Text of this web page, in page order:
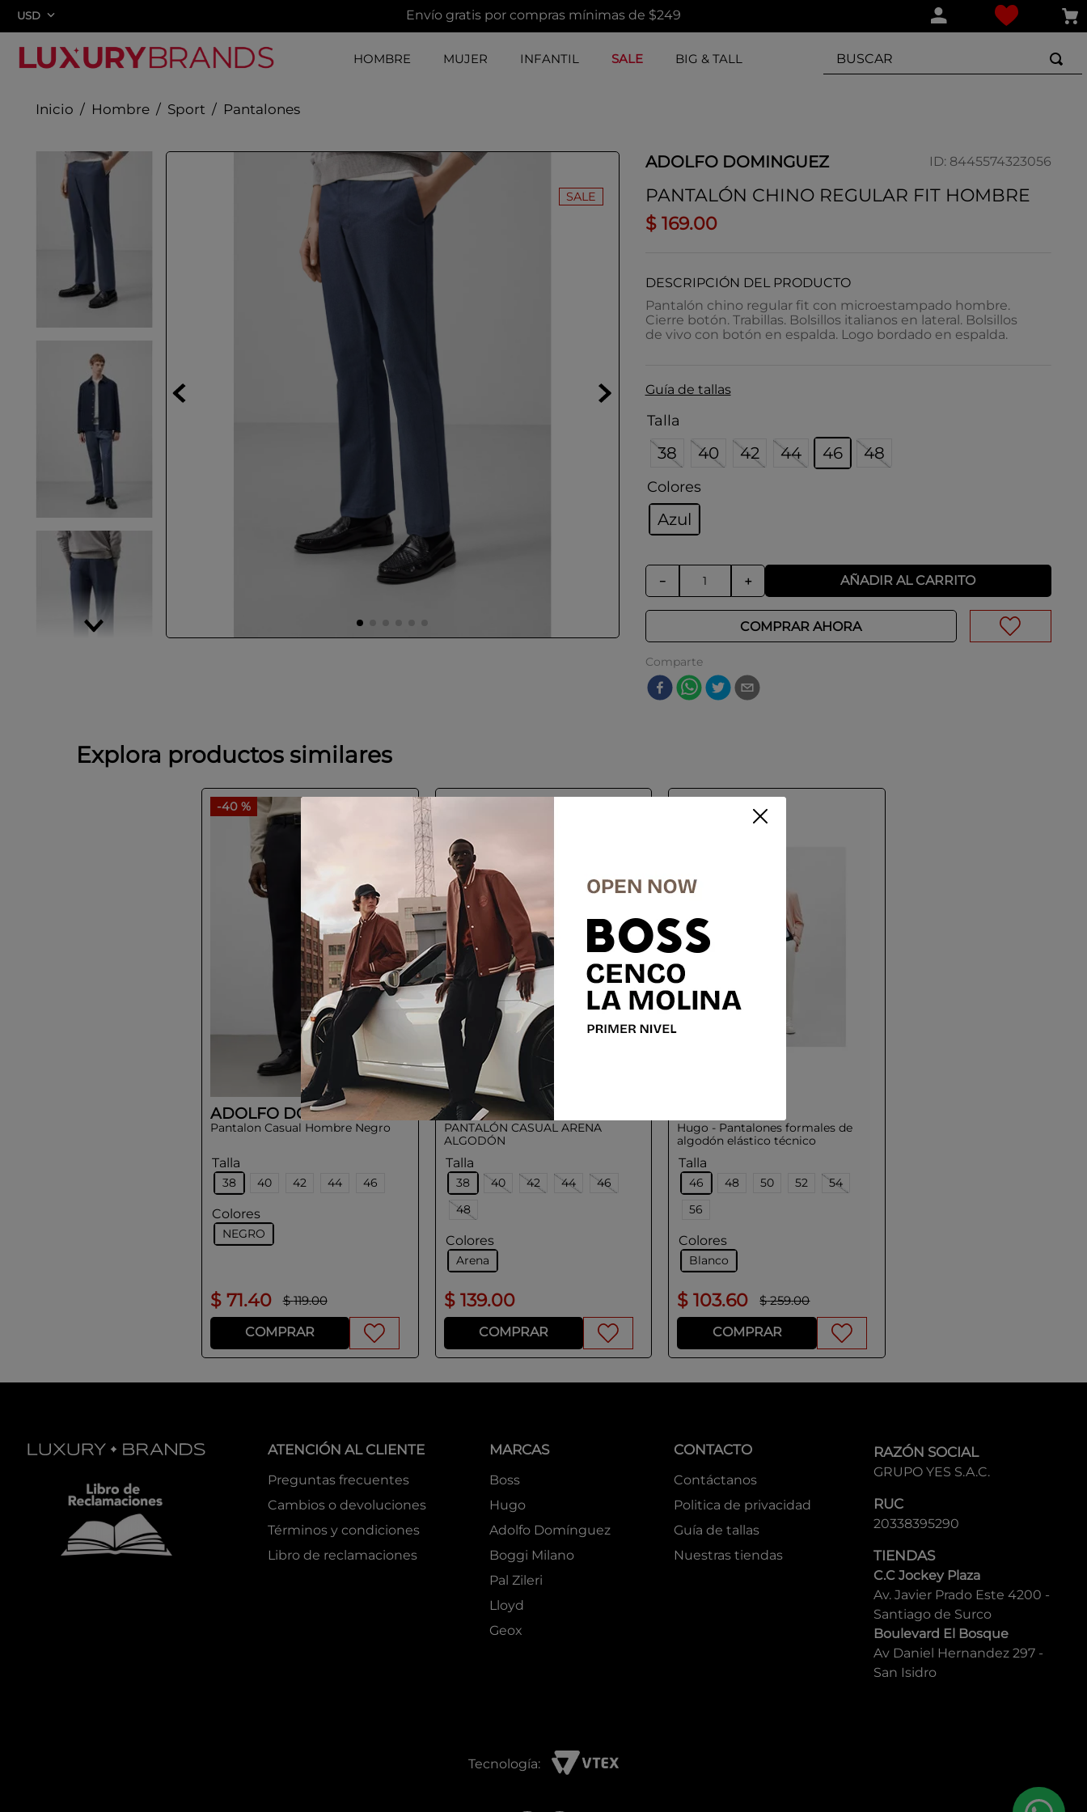
Envío gratis por compras mínimas de $249
USD
HOMBRE MUJER INFANTIL SALE BIG & TALL
BUSCAR
Hombre Sport Pantalones
SALE
ADOLFO DOMINGUEZ ID: 8445574323056
PANTALÓN CHINO REGULAR FIT HOMBRE
$ 169.00
DESCRIPCIÓN DEL PRODUCTO
Pantalón chino regular fit con microestampado hombre.
Cierre botón. Trabillas. Bolsillos italianos en lateral. Bolsillos
de vivo con botón en espalda. Logo bordado en espalda.
Guía de tallas
Talla
38 40 42 44 46 48
Colores
Azul
＋
－ AÑADIR AL CARRITO
COMPRAR AHORA
Comparte
Explora productos similares
-40 %
ADOLFO DOMINGUEZ
Pantalon Casual Hombre Negro
Talla
38 40 42 44 46
Colores
NEGRO
$ 71.40 $ 119.00
COMPRAR
ADOLFO DOMINGUEZ
PANTALÓN CASUAL ARENA
ALGODÓN
Talla
38 40 42 44
46
48
Colores
Arena
$ 139.00
COMPRAR
Hugo - Pantalones formales de
algodón elástico técnico
Talla
46 48 50 52
54
56
Colores
Blanco
$ 103.60 $ 259.00
COMPRAR
ATENCIÓN AL CLIENTE
Preguntas frecuentes
Cambios o devoluciones
Términos y condiciones
Libro de reclamaciones
MARCAS
Boss
Hugo
Adolfo Domínguez
Boggi Milano
Pal Zileri
Lloyd
Geox
CONTACTO
Contáctanos
Politica de privacidad
Guía de tallas
Nuestras tiendas
RAZÓN SOCIAL
GRUPO YES S.A.C.
RUC
20338395290
TIENDAS
C.C Jockey Plaza
Av. Javier Prado Este 4200 -
Santiago de Surco
Boulevard El Bosque
Av Daniel Hernandez 297 -
San Isidro
Tecnología: